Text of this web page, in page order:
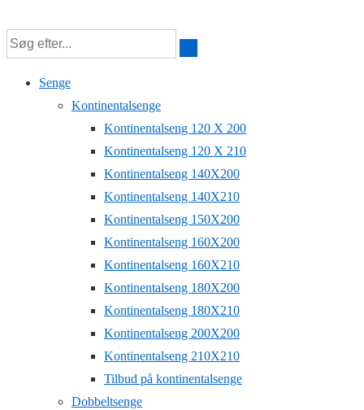
Hop
til
hovedindhold
Senge
Kontinentalsenge
Kontinentalseng 120 X 200
Kontinentalseng 120 X 210
Kontinentalseng 140X200
Kontinentalseng 140X210
Kontinentalseng 150X200
Kontinentalseng 160X200
Kontinentalseng 160X210
Kontinentalseng 180X200
Kontinentalseng 180X210
Kontinentalseng 200X200
Kontinentalseng 210X210
Tilbud på kontinentalsenge
Dobbeltsenge